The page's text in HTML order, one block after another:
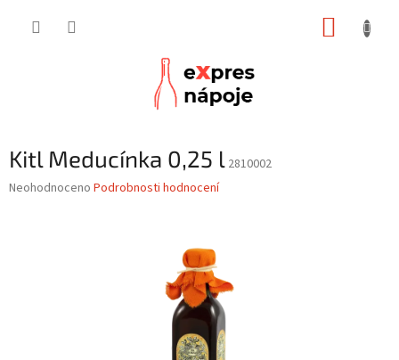
Kitl Meducínka 0,25 l 2810002
Průměrné
Neohodnoceno Podrobnosti hodnocení